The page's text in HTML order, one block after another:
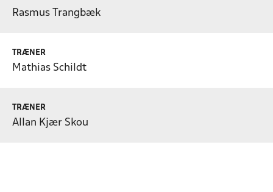
Rasmus Trangbæk
TRÆNER
Mathias Schildt
TRÆNER
Allan Kjær Skou